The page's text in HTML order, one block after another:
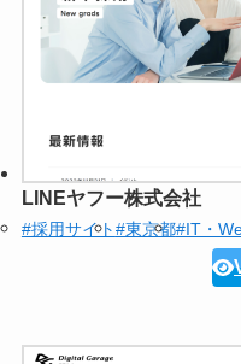
LINEヤフー株式会社
#採用サイト#東京都#IT・